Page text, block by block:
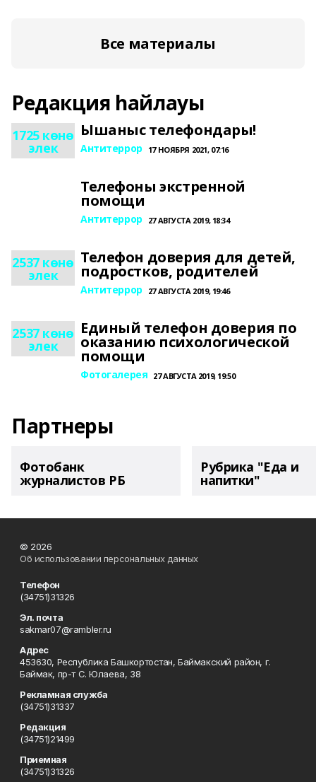
Все материалы
Редакция һайлауы
1725 көнө
элек
Ышаныс телефондары!
Антитеррор 17 НОЯБРЯ 2021, 07:16
Телефоны экстренной
помощи
Антитеррор 27 АВГУСТА 2019, 18:34
2537 көнө
элек
Телефон доверия для детей,
подростков, родителей
Антитеррор 27 АВГУСТА 2019, 19:46
2537 көнө
элек
Единый телефон доверия по
оказанию психологической
помощи
Фотогалерея 27 АВГУСТА 2019, 19:50
Партнеры
Фотобанк
журналистов РБ
Рубрика "Еда и
напитки"
© 2026
Об использовании персональных данных
Телефон
(34751)31326
Эл. почта
sakmar07@rambler.ru
Адрес
453630, Республика Башкортостан, Баймакский район, г.
Баймак, пр-т С. Юлаева, 38
Рекламная служба
(34751)31337
Редакция
(34751)21499
Приемная
(34751)31326